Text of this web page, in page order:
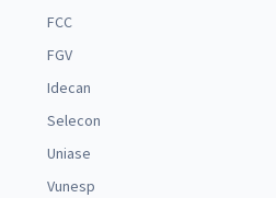
FCC
FGV
Idecan
Selecon
Uniase
Vunesp